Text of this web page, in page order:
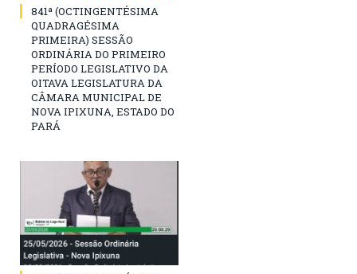
841ª (OCTINGENTÉSIMA
QUADRAGÉSIMA
PRIMEIRA) SESSÃO
ORDINÁRIA DO PRIMEIRO
PERÍODO LEGISLATIVO DA
OITAVA LEGISLATURA DA
CÂMARA MUNICIPAL DE
NOVA IPIXUNA, ESTADO DO
PARÁ